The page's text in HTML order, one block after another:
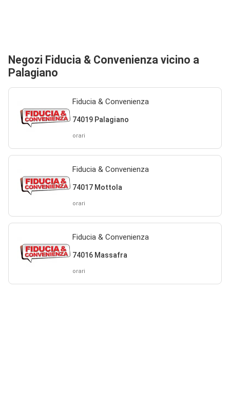
Negozi Fiducia & Convenienza vicino a
Palagiano
Fiducia & Convenienza
74019 Palagiano
orari
Fiducia & Convenienza
74017 Mottola
orari
Fiducia & Convenienza
74016 Massafra
orari